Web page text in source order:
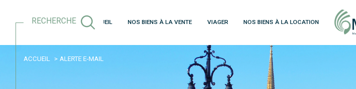
ACCUEIL NOS BIENS À LA VENTE VIAGER NOS BIENS À LA LOCATION
RECHERCHE
Louer
voir les13
ACCUEIL ALERTE E-MAIL